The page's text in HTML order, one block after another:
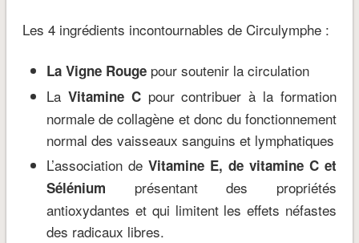
Les 4 ingrédients incontournables de Circulymphe :
La Vigne Rougepour soutenir la circulation
LaVitamine Cpour contribuer à la formation
normale de collagène et donc du fonctionnement
normal des vaisseaux sanguins et lymphatiques
L’association deVitamine E, de vitamine C et
Sélénium présentant des propriétés
antioxydantes et qui limitent les effets néfastes
des radicaux libres.